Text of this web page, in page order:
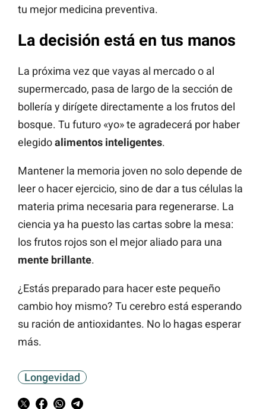
tu mejor medicina preventiva.
La decisión está en tus manos
La próxima vez que vayas al mercado o al
supermercado, pasa de largo de la sección de
bollería y dirígete directamente a los frutos del
bosque. Tu futuro «yo» te agradecerá por haber
elegidoalimentos inteligentes.
Mantener la memoria joven no solo depende de
leer o hacer ejercicio, sino de dar a tus células la
materia prima necesaria para regenerarse. La
ciencia ya ha puesto las cartas sobre la mesa:
los frutos rojos son el mejor aliado para una
mente brillante.
¿Estás preparado para hacer este pequeño
cambio hoy mismo? Tu cerebro está esperando
su ración de antioxidantes. No lo hagas esperar
más.
Longevidad